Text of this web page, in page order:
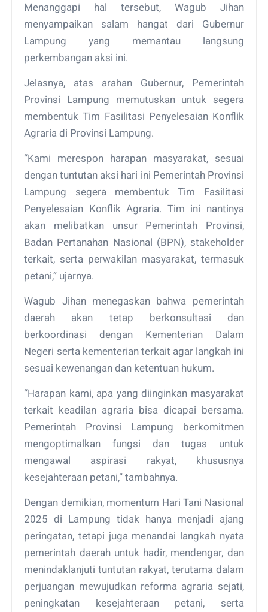
Menanggapi hal tersebut, Wagub Jihan
menyampaikan salam hangat dari Gubernur
Lampung yang memantau langsung
perkembangan aksi ini.
Jelasnya, atas arahan Gubernur, Pemerintah
Provinsi Lampung memutuskan untuk segera
membentuk Tim Fasilitasi Penyelesaian Konflik
Agraria di Provinsi Lampung.
“Kami merespon harapan masyarakat, sesuai
dengan tuntutan aksi hari ini Pemerintah Provinsi
Lampung segera membentuk Tim Fasilitasi
Penyelesaian Konflik Agraria. Tim ini nantinya
akan melibatkan unsur Pemerintah Provinsi,
Badan Pertanahan Nasional (BPN), stakeholder
terkait, serta perwakilan masyarakat, termasuk
petani,” ujarnya.
Wagub Jihan menegaskan bahwa pemerintah
daerah akan tetap berkonsultasi dan
berkoordinasi dengan Kementerian Dalam
Negeri serta kementerian terkait agar langkah ini
sesuai kewenangan dan ketentuan hukum.
“Harapan kami, apa yang diinginkan masyarakat
terkait keadilan agraria bisa dicapai bersama.
Pemerintah Provinsi Lampung berkomitmen
mengoptimalkan fungsi dan tugas untuk
mengawal aspirasi rakyat, khususnya
kesejahteraan petani,” tambahnya.
Dengan demikian, momentum Hari Tani Nasional
2025 di Lampung tidak hanya menjadi ajang
peringatan, tetapi juga menandai langkah nyata
pemerintah daerah untuk hadir, mendengar, dan
menindaklanjuti tuntutan rakyat, terutama dalam
perjuangan mewujudkan reforma agraria sejati,
peningkatan kesejahteraan petani, serta